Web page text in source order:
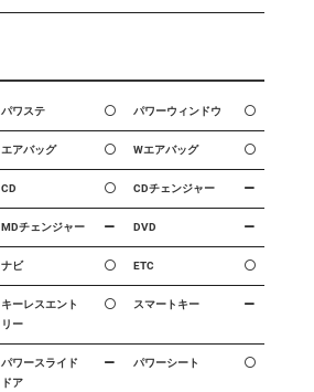
パワステ パワーウィンドウ
エアバッグ Wエアバッグ
CD CDチェンジャー
MDチェンジャー DVD
ナビ ETC
キーレスエント
リー
スマートキー
パワースライド
ドア
パワーシート